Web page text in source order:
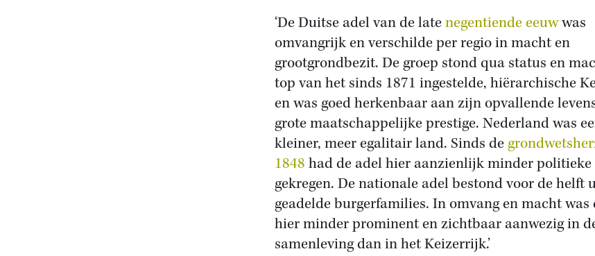
‘De Duitse adel van de latenegentiende eeuwwas
omvangrijk en verschilde per regio in macht en
grootgrondbezit. De groep stond qua status en
top van het sinds 1871 ingestelde, hiërarchische
en was goed herkenbaar aan zijn opvallende
grote maatschappelijke prestige. Nederland was
kleiner, meer egalitair land. Sinds de
1848 had de adel hier aanzienlijk minder
gekregen. De nationale adel bestond voor de helft
geadelde burgerfamilies. In omvang en macht was
hier minder prominent en zichtbaar aanwezig in
samenleving dan in het Keizerrijk.’